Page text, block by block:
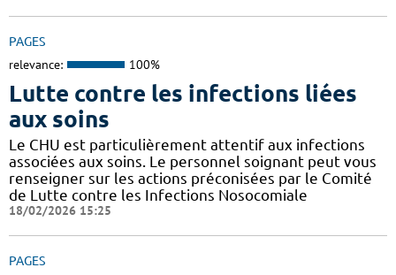
PAGES
relevance: 100%
Lutte contre les infections liées
aux soins
Le CHU est particulièrement attentif aux infections
associées aux soins. Le personnel soignant peut vous
renseigner sur les actions préconisées par le Comité
de Lutte contre les Infections Nosocomiale
18/02/2026 15:25
PAGES